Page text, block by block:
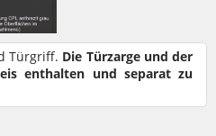
Türgriff. Die Türzarge und der
enthalten und separat zu